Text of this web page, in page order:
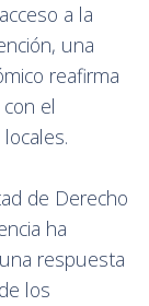
a la
una
reafirma
el
de Derecho
ha
respuesta
los